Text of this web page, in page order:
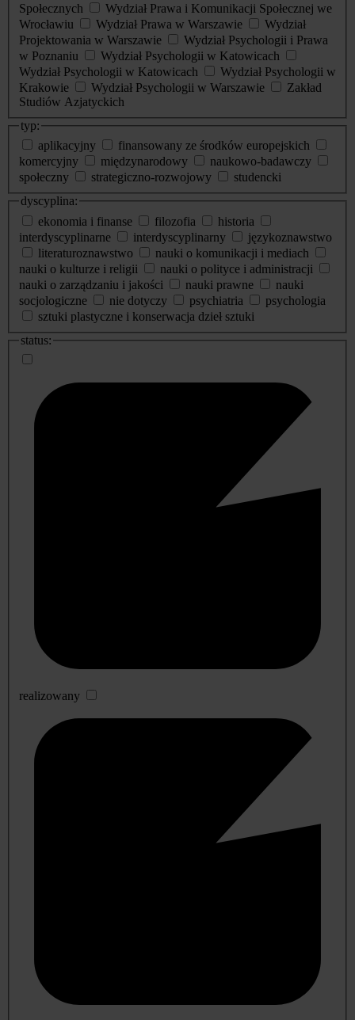
Społecznych
Wydział Prawa i Komunikacji Społecznej we
Wrocławiu
Wydział Prawa w Warszawie
Wydział
Projektowania w Warszawie
Wydział Psychologii i Prawa
w Poznaniu
Wydział Psychologii w Katowicach
Wydział Psychologii w Katowicach
Wydział Psychologii w
Krakowie
Wydział Psychologii w Warszawie
Zakład
Studiów Azjatyckich
typ:
aplikacyjny
finansowany ze środków europejskich
komercyjny
międzynarodowy
naukowo-badawczy
społeczny
strategiczno-rozwojowy
studencki
dyscyplina:
ekonomia i finanse
filozofia
historia
interdyscyplinarne
interdyscyplinarny
językoznawstwo
literaturoznawstwo
nauki o komunikacji i mediach
nauki o kulturze i religii
nauki o polityce i administracji
nauki o zarządzaniu i jakości
nauki prawne
nauki
socjologiczne
nie dotyczy psychiatria
psychologia
sztuki plastyczne i konserwacja dzieł sztuki
status:
realizowany